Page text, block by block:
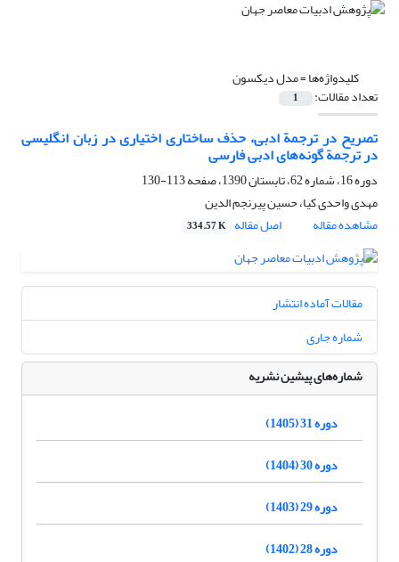
کلیدواژه‌ها =مدل دیکسون
تعداد مقالات: 1
تصریح در ترجمة ادبی، حذف ساختاری اختیاری در زبان انگلیسی
در ترجمة گونه‌های ادبی فارسی
دوره 16، شماره 62، تابستان 1390، صفحه
113-130
مهدی واحدی کیا، حسین پیرنجم الدین
مشاهده مقاله
اصل مقاله 334.57 K
مقالات آماده انتشار
شماره جاری
شماره‌های پیشین نشریه
دوره 31 (1405)
دوره 30 (1404)
دوره 29 (1403)
دوره 28 (1402)